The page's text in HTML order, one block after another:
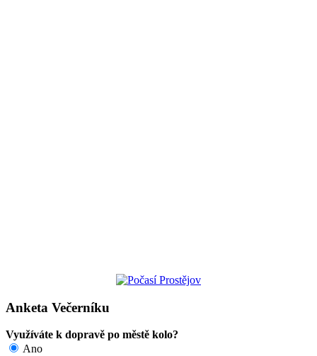
Anketa Večerníku
Využíváte k dopravě po městě kolo?
Ano